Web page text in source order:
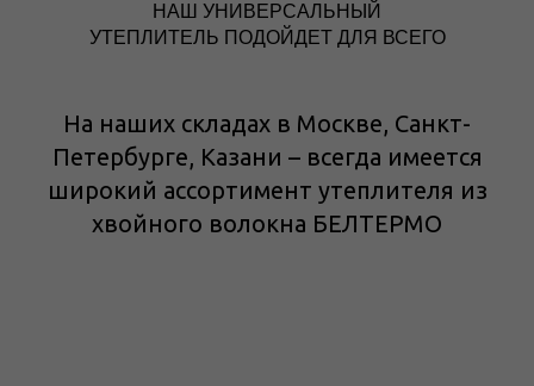
НАШ УНИВЕРСАЛЬНЫЙ
УТЕПЛИТЕЛЬ ПОДОЙДЕТ ДЛЯ ВСЕГО
На наших складах в Москве, Санкт-
Петербурге, Казани – всегда имеется
широкий ассортимент утеплителя из
хвойного волокна БЕЛТЕРМО